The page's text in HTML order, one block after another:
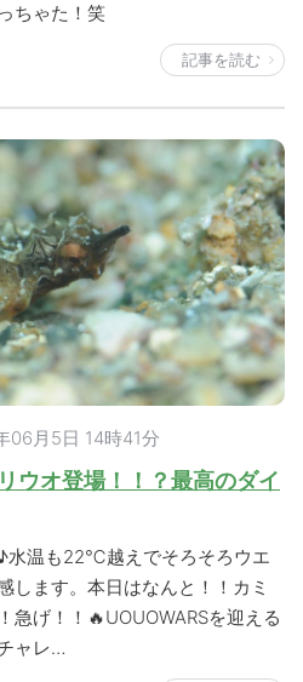
ちゃた！笑
記事を読む
06月5日 14時41分
ウオ登場！！？最高のダイ
水温も22℃越えでそろそろウエ
します。本日はなんと！！カミ
急げ！！🔥UOUOWARSを迎える
ャレ…